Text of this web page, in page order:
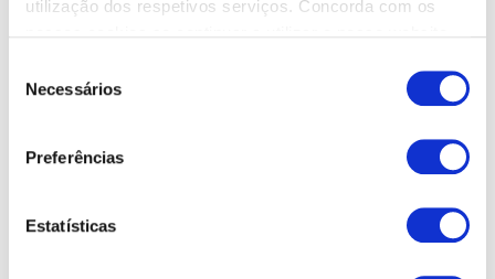
utilização dos respetivos serviços. Concorda com os
Necessários
Preferências
Estatísticas